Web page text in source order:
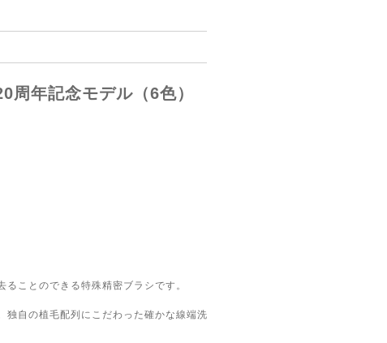
周年記念モデル（6色）
ことのできる特殊精密ブラシです。
独自の植毛配列にこだわった確かな線端洗